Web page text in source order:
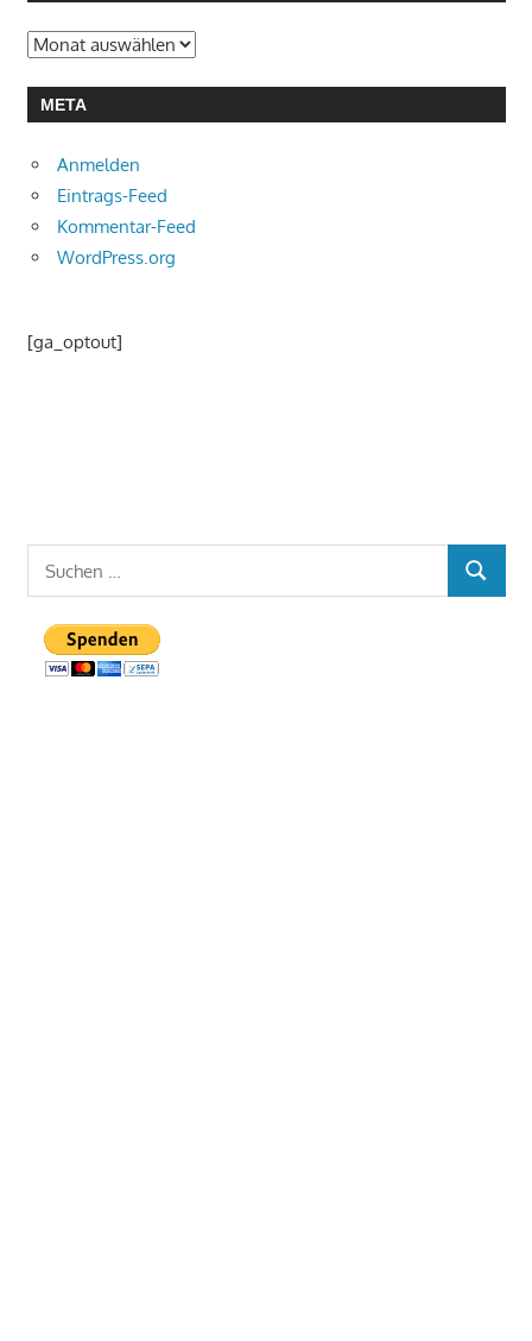
Archiv
META
Anmelden
Eintrags-Feed
Kommentar-Feed
WordPress.org
[ga_optout]
SUCHEN